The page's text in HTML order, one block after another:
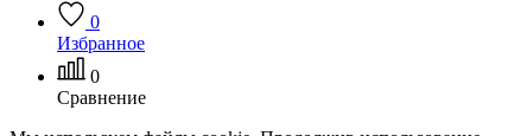
0
Избранное
0
Сравнение